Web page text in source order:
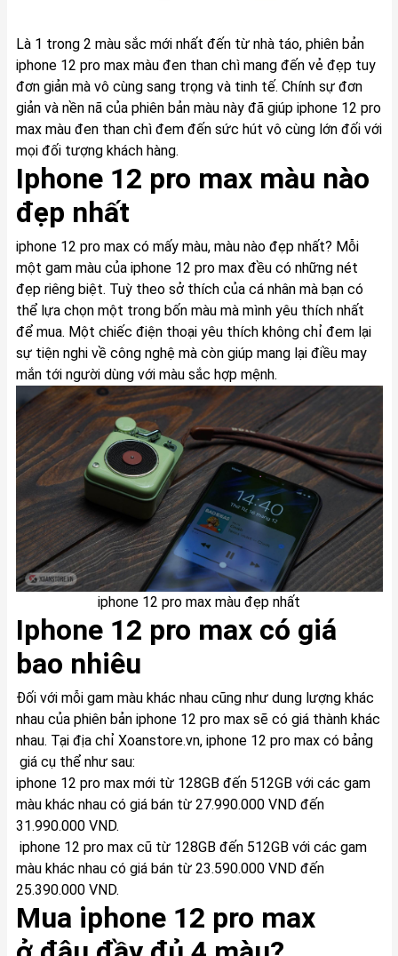
Là 1 trong 2 màu sắc mới nhất đến từ nhà táo, phiên bản
iphone 12 pro max màu đen than chì mang đến vẻ đẹp tuy
đơn giản mà vô cùng sang trọng và tinh tế. Chính sự đơn
giản và nền nã của phiên bản màu này đã giúp iphone 12 pro
max màu đen than chì đem đến sức hút vô cùng lớn đối với
mọi đối tượng khách hàng.
Iphone 12 pro max màu nào
đẹp nhất
iphone 12 pro max có mấy màu, màu nào đẹp nhất? Mỗi
một gam màu của iphone 12 pro max đều có những nét
đẹp riêng biệt. Tuỳ theo sở thích của cá nhân mà bạn có
thể lựa chọn một trong bốn màu mà mình yêu thích nhất
để mua. Một chiếc điện thoại yêu thích không chỉ đem lại
sự tiện nghi về công nghệ mà còn giúp mang lại điều may
mắn tới người dùng với màu sắc hợp mệnh.
iphone 12 pro max màu đẹp nhất
Iphone 12 pro max có giá
bao nhiêu
Đối với mỗi gam màu khác nhau cũng như dung lượng khác
nhau của phiên bản iphone 12 pro max sẽ có giá thành khác
nhau. Tại địa chỉ Xoanstore.vn, iphone 12 pro max có bảng
giá cụ thể như sau:
iphone 12 pro max mới từ 128GB đến 512GB với các gam
màu khác nhau có giá bán từ 27.990.000 VND đến
31.990.000 VND.
iphone 12 pro max cũ từ 128GB đến 512GB với các gam
màu khác nhau có giá bán từ 23.590.000 VND đến
25.390.000 VND.
Mua iphone 12 pro max